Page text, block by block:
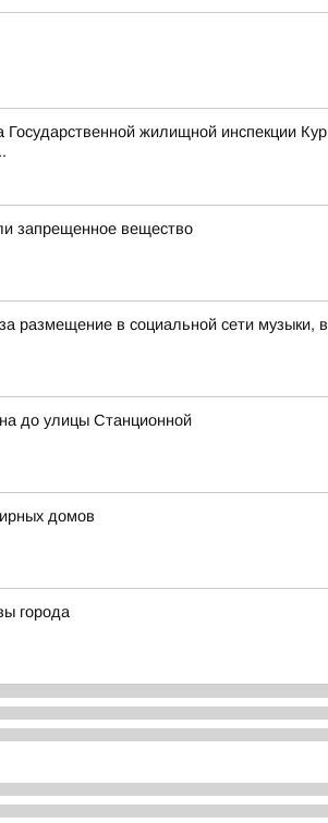
жилищной инспекции
запрещенное вещество
размещение в социальной сети
до улицы Станционной
домов
города